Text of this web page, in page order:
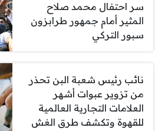
سر احتفال محمد صلاح
المثير أمام جمهور طرابزون
سبور التركي
نائب رئيس شعبة البن تحذر
من تزوير عبوات أشهر
العلامات التجارية العالمية
للقهوة وتكشف طرق الغش